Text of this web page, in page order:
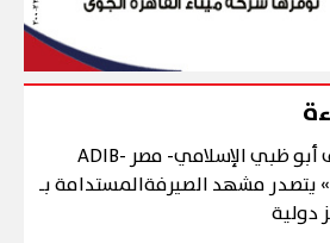
«مصرف أبو ظبي الإسلامي- مصر ADIB-
Egypt» يتصدر مشهد الصيرفةالمستدامة بـ